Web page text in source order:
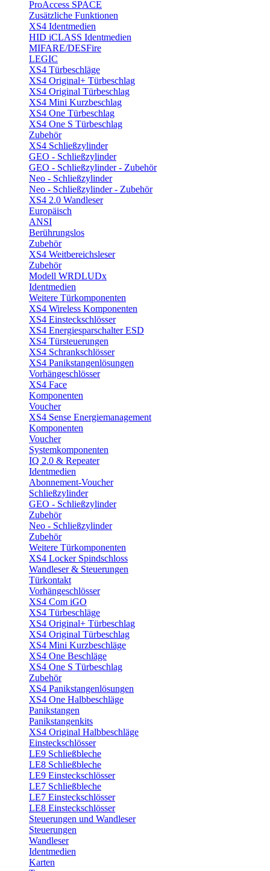
ProAccess SPACE
Zusätzliche Funktionen
XS4 Identmedien
HID iCLASS Identmedien
MIFARE/DESFire
LEGIC
XS4 Türbeschläge
XS4 Original+ Türbeschlag
XS4 Original Türbeschlag
XS4 Mini Kurzbeschlag
XS4 One Türbeschlag
XS4 One S Türbeschlag
Zubehör
XS4 Schließzylinder
GEO - Schließzylinder
GEO - Schließzylinder - Zubehör
Neo - Schließzylinder
Neo - Schließzylinder - Zubehör
XS4 2.0 Wandleser
Europäisch
ANSI
Berührungslos
Zubehör
XS4 Weitbereichsleser
Zubehör
Modell WRDLUDx
Identmedien
Weitere Türkomponenten
XS4 Wireless Komponenten
XS4 Einsteckschlösser
XS4 Energiesparschalter ESD
XS4 Türsteuerungen
XS4 Schrankschlösser
XS4 Panikstangenlösungen
Vorhängeschlösser
XS4 Face
Komponenten
Voucher
XS4 Sense Energiemanagement
Komponenten
Voucher
Systemkomponenten
IQ 2.0 & Repeater
Identmedien
Abonnement-Voucher
Schließzylinder
GEO - Schließzylinder
Zubehör
Neo - Schließzylinder
Zubehör
Weitere Türkomponenten
XS4 Locker Spindschloss
Wandleser & Steuerungen
Türkontakt
Vorhängeschlösser
XS4 Com iGO
XS4 Türbeschläge
XS4 Original+ Türbeschlag
XS4 Original Türbeschlag
XS4 Mini Kurzbeschläge
XS4 One Beschläge
XS4 One S Türbeschlag
Zubehör
XS4 Panikstangenlösungen
XS4 One Halbbeschläge
Panikstangen
Panikstangenkits
XS4 Original Halbbeschläge
Einsteckschlösser
LE9 Schließbleche
LE8 Schließbleche
LE9 Einsteckschlösser
LE7 Schließbleche
LE7 Einsteckschlösser
LE8 Einsteckschlösser
Steuerungen und Wandleser
Steuerungen
Wandleser
Identmedien
Karten